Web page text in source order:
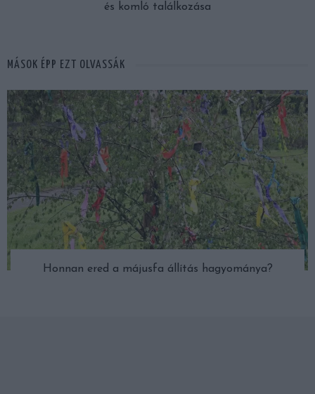
és komló találkozása
MÁSOK ÉPP EZT OLVASSÁK
Honnan ered a májusfa állítás hagyománya?